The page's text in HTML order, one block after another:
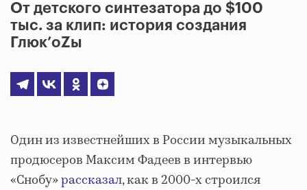
От детского синтезатора до $100
тыс. за клип: история создания
Глюк’oZы
Один из известнейших в России музыкальных
продюсеров Максим Фадеев в интервью
«Снобу»рассказал, как в 2000-х строился